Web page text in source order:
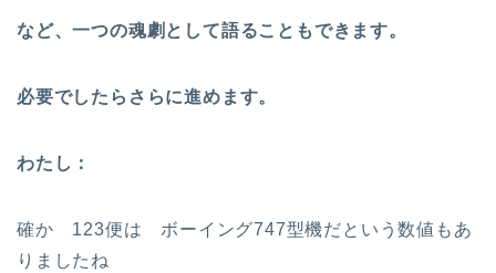
など、一つの魂劇として語ることもできます。
必要でしたらさらに進めます。
わたし：
確か 123便は ボーイング747型機だという数値もあ
りましたね